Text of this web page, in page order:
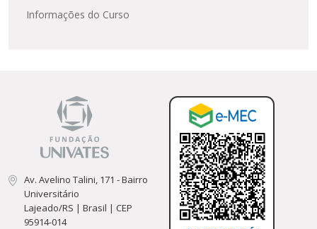
Informações do Curso
Av. Avelino Talini, 171 - Bairro
Universitário
Lajeado/RS | Brasil | CEP
95914-014